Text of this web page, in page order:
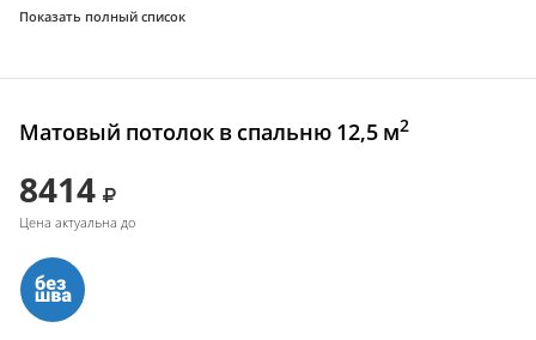
Показать полный список
Матовый потолок в спальню 12,5 м2
8414
Цена актуальна до